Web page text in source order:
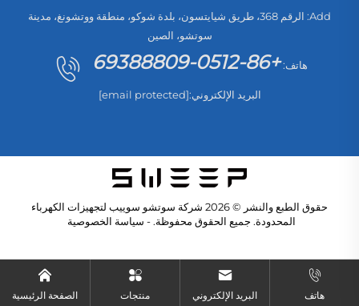
Add: الرقم 368، طريق شيايتسون، بلدة شوكو، منطقة ووتشونغ، مدينة
سوتشو، الصين
هاتف: +86-0512-69388809
البريد الإلكتروني:[email protected]
حقوق الطبع والنشر © 2026 شركة سوتشو سوييب لتجهيزات الكهرباء
المحدودة. جميع الحقوق محفوظة. - سياسة الخصوصية
الصفحة الرئيسية منتجات البريد الإلكتروني هاتف